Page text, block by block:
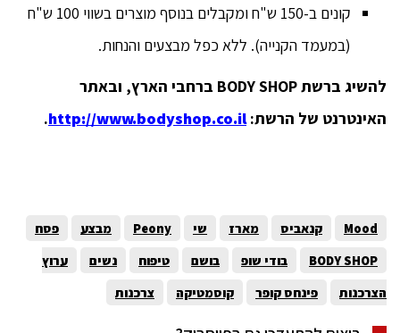
קונים ב-150 ש"ח ומקבלים בנוסף מוצרים בשווי 100 ש"ח
(במעמד הקנייה). ללא כפל מבצעים והנחות.
להשיג ברשתBODY SHOP ברחבי הארץ, ובאתר
האינטרנט של הרשת: http://www.bodyshop.co.il
.
Mood קנאביס מארז שי Peony מבצע
פסח
BODY SHOP
בודי שופ בושם טיפוח נשים
ערוץ
הצרכנות
פינחס קופר קוסמטיקה צרכנות